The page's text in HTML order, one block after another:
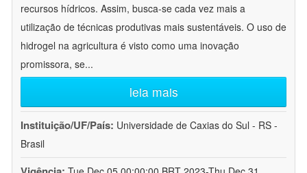
recursos hídricos. Assim, busca-se cada vez mais a
utilização de técnicas produtivas mais sustentáveis. O uso de
hidrogel na agricultura é visto como uma inovação
promissora, se...
leia mais
Instituição/UF/País: Universidade de Caxias do Sul - RS -
Brasil